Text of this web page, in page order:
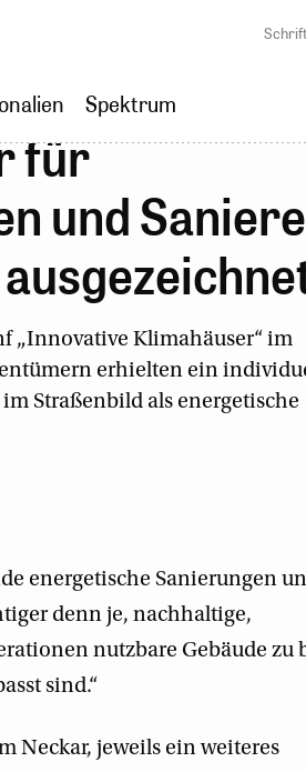
Spektrum
für
und
„Innovative Klimahäuser“ im
erhielten ein
Straßenbild als energetische
energetische Sanierungen
denn je, nachhaltige,
nutzbare Gebäude zu
sind.“
Neckar, jeweils ein weiteres